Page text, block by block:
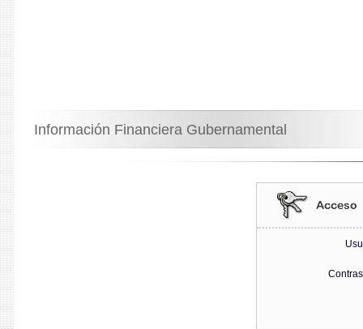
Información Financiera Gubernamental